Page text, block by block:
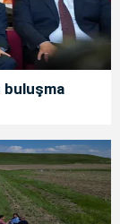
buluşma